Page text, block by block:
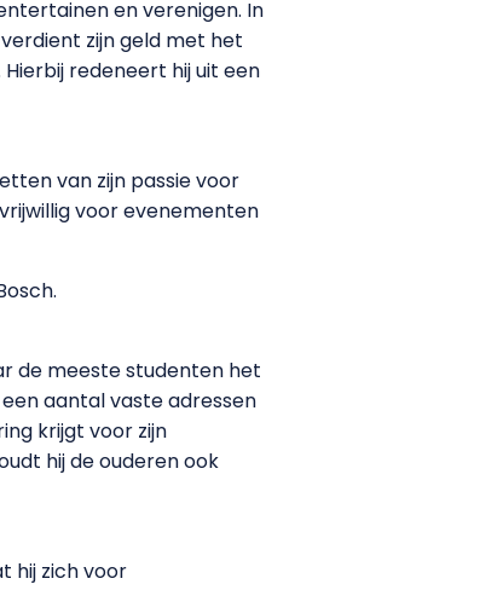
en verenigen. In
zijn geld met het
redeneert hij uit een
van zijn passie voor
voor evenementen
de meeste studenten het
aantal vaste adressen
krijgt voor zijn
hij de ouderen ook
hij zich voor